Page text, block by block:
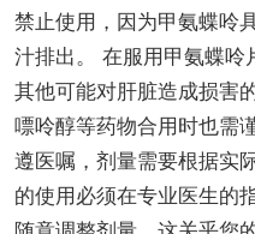
禁止使用，因为甲氨蝶呤
汁排出。 在服用甲氨蝶呤
其他可能对肝脏造成损害
嘌呤醇等药物合用时也需
遵医嘱，剂量需要根据实
的使用必须在专业医生的